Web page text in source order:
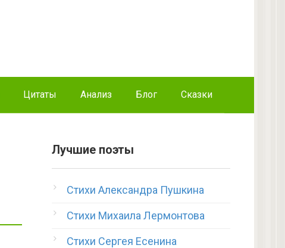
Цитаты Анализ Блог Сказки
Лучшие поэты
Стихи Александра Пушкина
Стихи Михаила Лермонтова
Стихи Сергея Есенина